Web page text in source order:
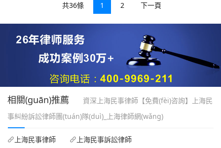
共36條 1 2 下一頁
相關(guān)推薦
資深上海民事律師【免費(fèi)咨詢】上海民
事糾紛訴訟律師團(tuán)隊(duì)_上海律師網(wǎng)
上海民事律師
上海民事訴訟律師